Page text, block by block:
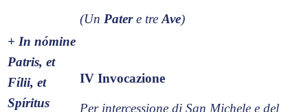
+ In nómine
Patris, et
Fílii, et
Spíritus
(Un Patere tre Ave)
IV Invocazione
Per intercessione di San Michele e del